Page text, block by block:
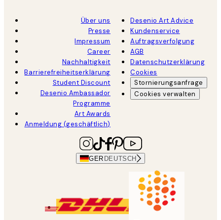
Über uns
Presse
Impressum
Career
Nachhaltigkeit
Barrierefreiheitserklärung
Student Discount
Desenio Ambassador
Programme
Art Awards
Anmeldung (geschäftlich)
Desenio Art Advice
Kundenservice
Auftragsverfolgung
AGB
Datenschutzerklärung
Cookies
Stornierungsanfrage
Cookies verwalten
GER DEUTSCH